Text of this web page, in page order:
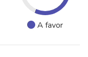
A favor